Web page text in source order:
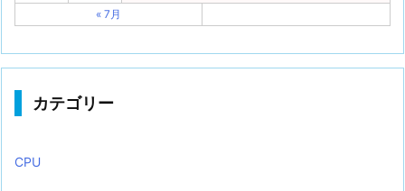
« 7月
カテゴリー
CPU